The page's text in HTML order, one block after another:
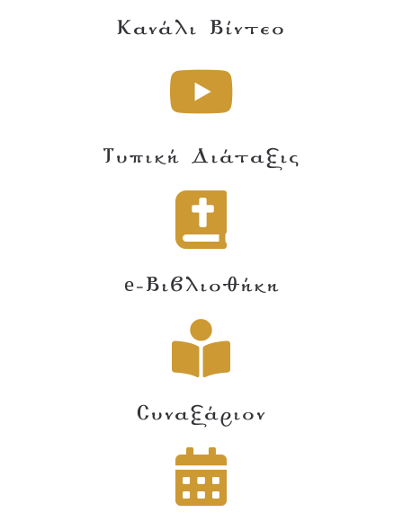
Κανάλι Βίντεο
Τυπική Διάταξις
e-Βιβλιοθήκη
Συναξάριον